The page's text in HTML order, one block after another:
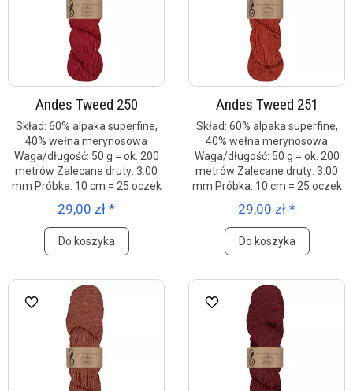
Andes Tweed 250
Skład: 60% alpaka superfine,
40% wełna merynosowa
Waga/długość: 50 g = ok. 200
metrów Zalecane druty: 3.00
mm Próbka: 10 cm = 25 oczek
29,00 zł *
Do koszyka
Andes Tweed 251
Skład: 60% alpaka superfine,
40% wełna merynosowa
Waga/długość: 50 g = ok. 200
metrów Zalecane druty: 3.00
mm Próbka: 10 cm = 25 oczek
29,00 zł *
Do koszyka